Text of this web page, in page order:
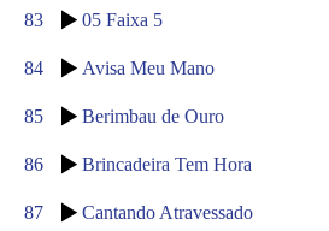
83 05 Faixa 5
84 Avisa Meu Mano
85 Berimbau de Ouro
86 Brincadeira Tem Hora
87 Cantando Atravessado